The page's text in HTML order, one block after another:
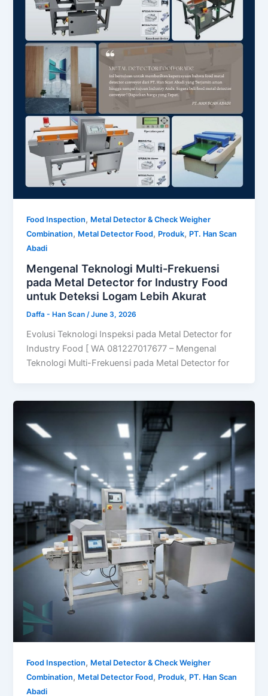
Food Inspection, Metal Detector & Check Weigher
Combination, Metal Detector Food, Produk, PT. Han Scan
Abadi
Mengenal Teknologi Multi-Frekuensi
pada Metal Detector for Industry Food
untuk Deteksi Logam Lebih Akurat
Daffa - Han Scan/June 3, 2026
Evolusi Teknologi Inspeksi pada Metal Detector for
Industry Food [ WA 081227017677 – Mengenal
Teknologi Multi-Frekuensi pada Metal Detector for
Food Inspection, Metal Detector & Check Weigher
Combination, Metal Detector Food, Produk, PT. Han Scan
Abadi